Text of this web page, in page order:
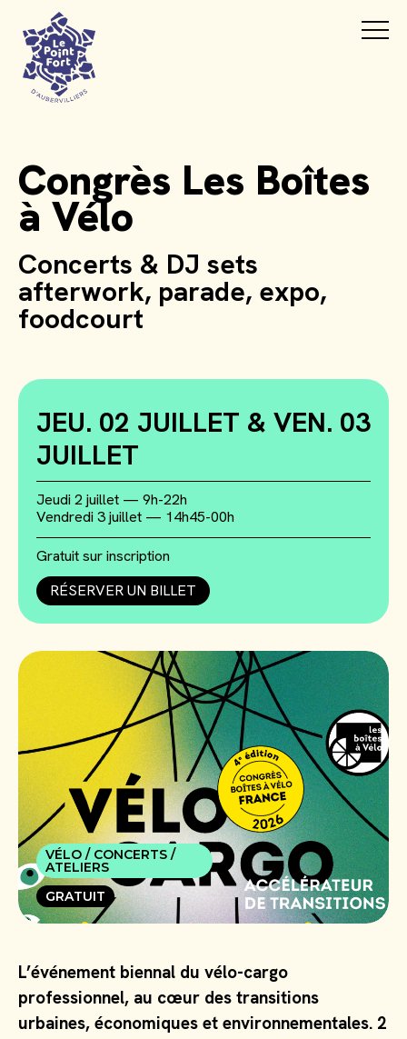
Congrès Les Boîtes
à Vélo
Concerts & DJ sets
afterwork, parade, expo,
foodcourt
JEU. 02 JUILLET & VEN. 03
JUILLET
Jeudi 2 juillet — 9h-22h
Vendredi 3 juillet — 14h45-00h
Gratuit sur inscription
RÉSERVER UN BILLET
VÉLO / CONCERTS /
ATELIERS
GRATUIT
L’événement biennal du vélo-cargo
professionnel, au cœur des transitions
urbaines, économiques et environnementales. 2